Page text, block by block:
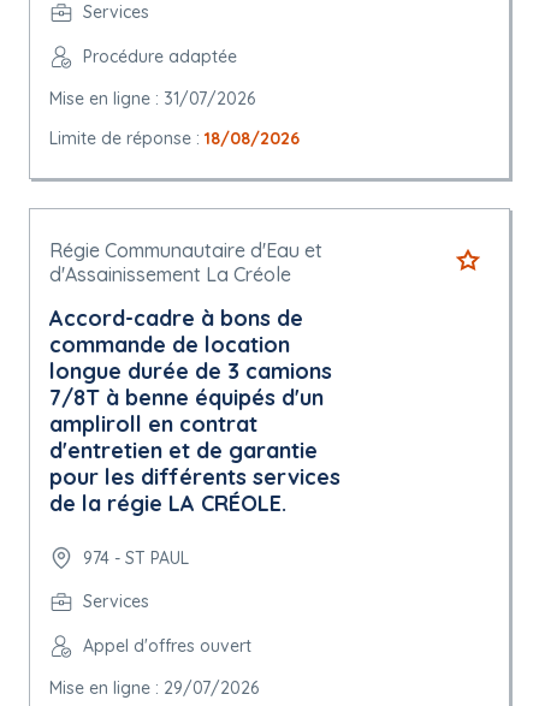
Services
Procédure adaptée
Mise en ligne : 31/07/2026
Limite de réponse : 18/08/2026
Régie Communautaire d'Eau et
d'Assainissement La Créole
Accord-cadre à bons de
commande de location
longue durée de 3 camions
7/8T à benne équipés d'un
ampliroll en contrat
d'entretien et de garantie
pour les différents services
de la régie LA CRÉOLE.
974 - ST PAUL
Services
Appel d'offres ouvert
Mise en ligne : 29/07/2026